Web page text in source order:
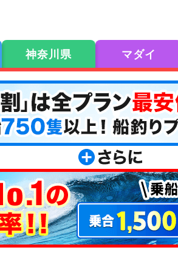
神奈川県 マダイ